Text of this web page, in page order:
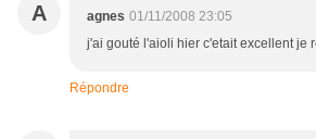
A agnes 01/11/2008 23:05
j'ai gouté l'aioli hier c'etait excellent je
Répondre